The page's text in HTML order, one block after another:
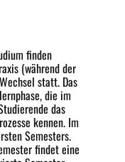
finden
(während der
statt. Das
die im
das
kennen. Im
Semesters.
findet eine